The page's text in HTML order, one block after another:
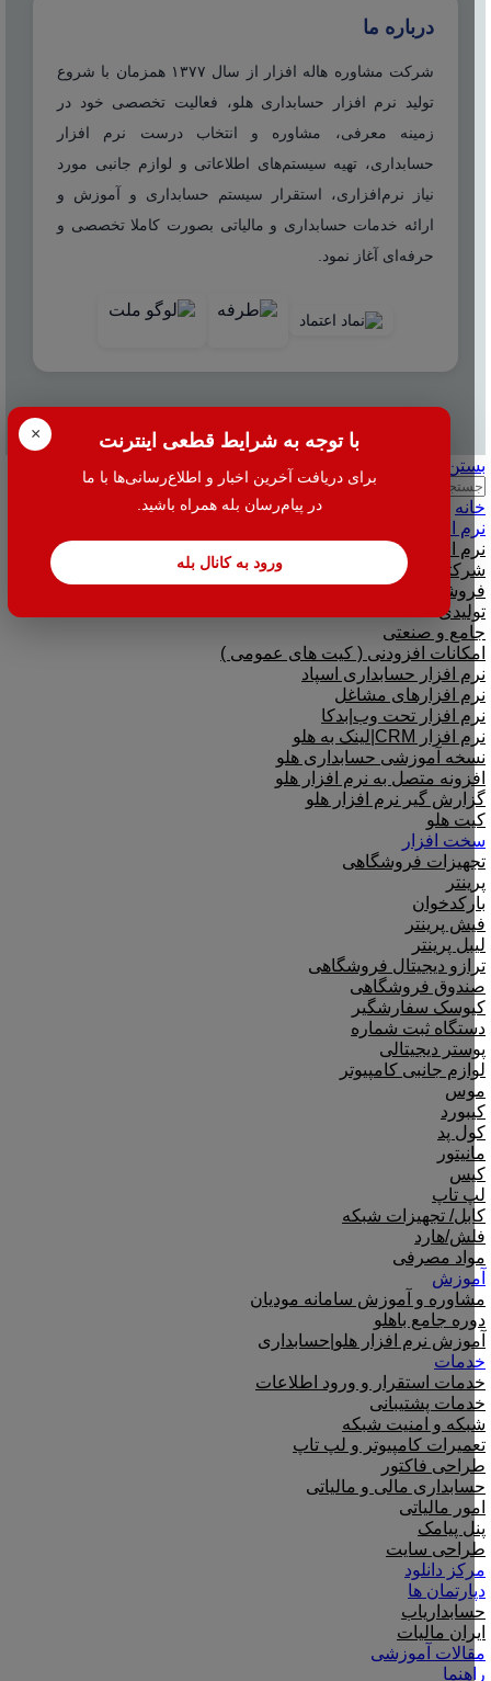
× با توجه به شرایط قطعی اینترنت
برای دریافت آخرین اخبار و اطلاع‌رسانی‌ها با ما
در پیام‌رسان بله همراه باشید.
ورود به کانال بله
درباره ما
شرکت مشاوره هاله افزار از سال ۱۳۷۷ همزمان با شروع
تولید نرم افزار حسابداری هلو، فعالیت تخصصی خود در
زمینه معرفی، مشاوره و انتخاب درست نرم افزار
حسابداری، تهیه سیستم‌های اطلاعاتی و لوازم جانبی مورد
نیاز نرم‌افزاری، استقرار سیستم حسابداری و آموزش و
ارائه خدمات حسابداری و مالیاتی بصورت کاملا تخصصی و
حرفه‌ای آغاز نمود.
بستن
جستجو
خانه
نرم افزار
نرم افزار حسابداری هلو
شرکتی
فروشگاهی
تولیدی
جامع و صنعتی
امکانات افزودنی ( کیت های عمومی )
نرم افزار حسابداری اسپاد
نرم افزارهای مشاغل
نرم افزار تحت وب|بدکا
نرم افزار CRM|لینک به هلو
نسخه آموزشی حسابداری هلو
افزونه متصل به نرم افزار هلو
گزارش گیر نرم افزار هلو
کیت هلو
سخت افزار
تجهیزات فروشگاهی
پرینتر
بارکدخوان
فیش پرینتر
لیبل پرینتر
ترازو دیجیتال فروشگاهی
صندوق فروشگاهی
کیوسک سفارشگیر
دستگاه ثبت شماره
پوستر دیجیتالی
لوازم جانبی کامپیوتر
موس
کیبورد
کول پد
مانیتور
کیس
لپ تاپ
کابل/ تجهیزات شبکه
فلش/هارد
مواد مصرفی
آموزش
مشاوره و آموزش سامانه مودیان
دوره جامع باهلو
آموزش نرم افزار هلو|حسابداری
خدمات
خدمات استقرار و ورود اطلاعات
خدمات پشتیبانی
شبکه و امنیت شبکه
تعمیرات کامپیوتر و لپ تاپ
طراحی فاکتور
حسابداری مالی و مالیاتی
امور مالیاتی
پنل پیامک
طراحی سایت
مرکز دانلود
دپارتمان ها
حسابداریاب
ایران مالیات
مقالات آموزشی
راهنما